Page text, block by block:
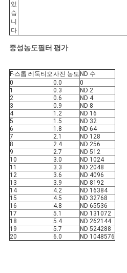
있
습
니
다
중성농도필터 평가
F-스톱 레둑티오사진 농도 ND 수
0
0.0
0
1
0.3
ND 2
2
0.6
ND 4
3
0.9
ND 8
4
1.2
ND 16
5
1.5
ND 32
6
1.8
ND 64
7
2.1
ND 128
8
2.4
ND 256
9
2.7
ND 512
10
3.0
ND 1024
11
3.3
ND 2048
12
3.6
ND 4096
13
3.9
ND 8192
14
4.2
ND 16384
15
4.5
ND 32768
16
4.8
ND 65536
17
5.1
ND 131072
18
5.4
ND 262144
19
5.7
ND 524288
20
6.0 ND 1048576